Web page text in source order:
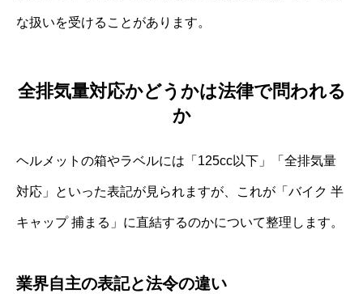
な扱いを受けることがあります。
全排気量対応かどうかは法律で問われる
か
ヘルメットの箱やラベルには「125cc以下」「全排気量
対応」といった表記が見られますが、これが「バイク 半
キャップ 捕まる」に直結するのかについて整理します。
業界自主の表記と法令の違い